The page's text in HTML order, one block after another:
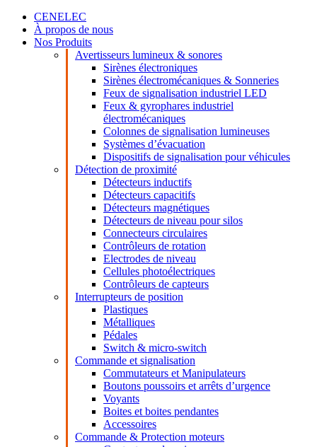
CENELEC
À propos de nous
Nos Produits
Avertisseurs lumineux & sonores
Sirènes électroniques
Sirènes électromécaniques & Sonneries
Feux de signalisation industriel LED
Feux & gyrophares industriel
électromécaniques
Colonnes de signalisation lumineuses
Systèmes d’évacuation
Dispositifs de signalisation pour véhicules
Détection de proximité
Détecteurs inductifs
Détecteurs capacitifs
Détecteurs magnétiques
Détecteurs de niveau pour silos
Connecteurs circulaires
Contrôleurs de rotation
Electrodes de niveau
Cellules photoélectriques
Contrôleurs de capteurs
Interrupteurs de position
Plastiques
Métalliques
Pédales
Switch & micro-switch
Commande et signalisation
Commutateurs et Manipulateurs
Boutons poussoirs et arrêts d’urgence
Voyants
Boites et boites pendantes
Accessoires
Commande & Protection moteurs